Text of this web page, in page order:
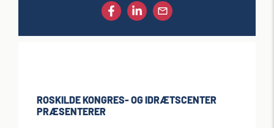
ROSKILDE KONGRES- OG IDRÆTSCENTER
PRÆSENTERER